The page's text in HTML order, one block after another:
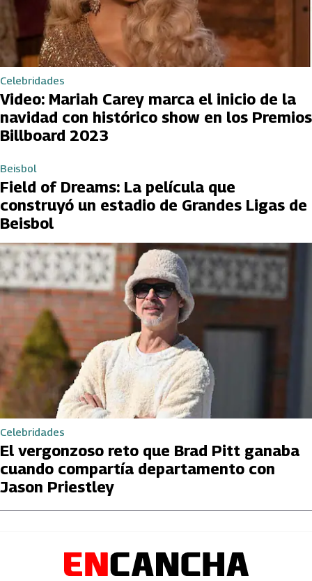
Celebridades
Video: Mariah Carey marca el inicio de la
navidad con histórico show en los Premios
Billboard 2023
Beisbol
Field of Dreams: La película que
construyó un estadio de Grandes Ligas de
Beisbol
Celebridades
El vergonzoso reto que Brad Pitt ganaba
cuando compartía departamento con
Jason Priestley